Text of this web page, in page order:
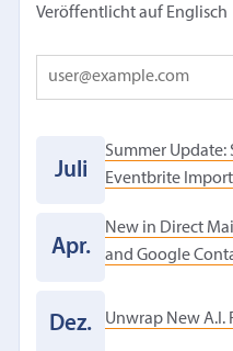
Veröffentlicht auf Englisch
Juli
Summer Update:
Eventbrite Import
Apr.
New in Direct
and Google
Dez. Unwrap New A.I.